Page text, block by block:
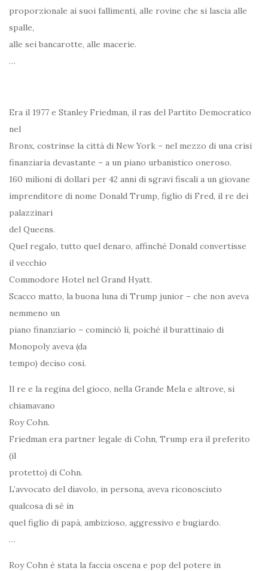
proporzionale ai suoi fallimenti, alle rovine che si lascia alle
spalle,
alle sei bancarotte, alle macerie.
…
Era il 1977 e Stanley Friedman, il ras del Partito Democratico
nel
Bronx, costrinse la città di New York – nel mezzo di una crisi
finanziaria devastante – a un piano urbanistico oneroso.
160 milioni di dollari per 42 anni di sgravi fiscali a un giovane
imprenditore di nome Donald Trump, figlio di Fred, il re dei
palazzinari
del Queens.
Quel regalo, tutto quel denaro, affinché Donald convertisse
il vecchio
Commodore Hotel nel Grand Hyatt.
Scacco matto, la buona luna di Trump junior – che non aveva
nemmeno un
piano finanziario – cominciò lì, poiché il burattinaio di
Monopoly aveva (da
tempo) deciso così.
Il re e la regina del gioco, nella Grande Mela e altrove, si
chiamavano
Roy Cohn.
Friedman era partner legale di Cohn, Trump era il preferito
(il
protetto) di Cohn.
L’avvocato del diavolo, in persona, aveva riconosciuto
qualcosa di sé in
quel figlio di papà, ambizioso, aggressivo e bugiardo.
…
Roy Cohn è stata la faccia oscena e pop del potere in